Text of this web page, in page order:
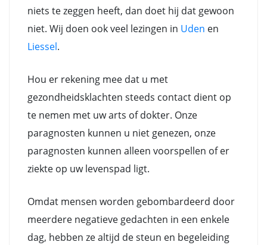
niets te zeggen heeft, dan doet hij dat gewoon
niet. Wij doen ook veel lezingen in Uden en
Liessel.
Hou er rekening mee dat u met
gezondheidsklachten steeds contact dient op
te nemen met uw arts of dokter. Onze
paragnosten kunnen u niet genezen, onze
paragnosten kunnen alleen voorspellen of er
ziekte op uw levenspad ligt.
Omdat mensen worden gebombardeerd door
meerdere negatieve gedachten in een enkele
dag, hebben ze altijd de steun en begeleiding